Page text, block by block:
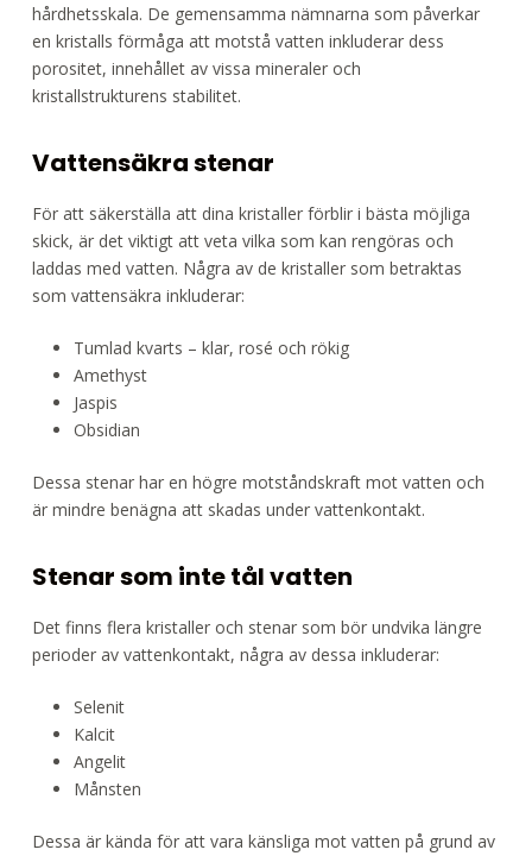
hårdhetsskala. De gemensamma nämnarna som påverkar
en kristalls förmåga att motstå vatten inkluderar dess
porositet, innehållet av vissa mineraler och
kristallstrukturens stabilitet.
Vattensäkra stenar
För att säkerställa att dina kristaller förblir i bästa möjliga
skick, är det viktigt att veta vilka som kan rengöras och
laddas med vatten. Några av de kristaller som betraktas
som vattensäkra inkluderar:
Tumlad kvarts – klar, rosé och rökig
Amethyst
Jaspis
Obsidian
Dessa stenar har en högre motståndskraft mot vatten och
är mindre benägna att skadas under vattenkontakt.
Stenar som inte tål vatten
Det finns flera kristaller och stenar som bör undvika längre
perioder av vattenkontakt, några av dessa inkluderar:
Selenit
Kalcit
Angelit
Månsten
Dessa är kända för att vara känsliga mot vatten på grund av